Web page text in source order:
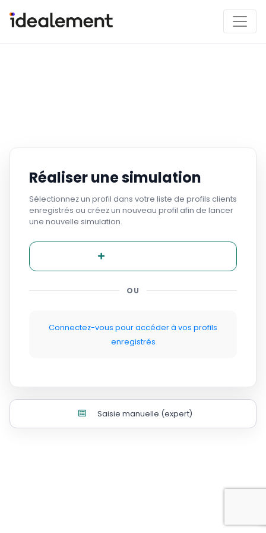
Réaliser une simulation
Sélectionnez un profil dans votre liste de profils clients
enregistrés ou créez un nouveau profil afin de lancer
une nouvelle simulation.
OU
Connectez-vous pour accéder à vos profils
enregistrés
Saisie manuelle (expert)